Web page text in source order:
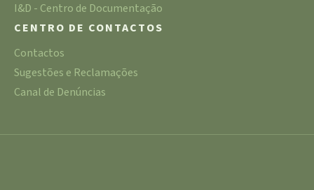
I&D - Centro de Documentação
CENTRO DE CONTACTOS
Contactos
Sugestões e Reclamações
Canal de Denúncias